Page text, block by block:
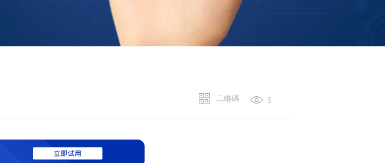
二維碼 5